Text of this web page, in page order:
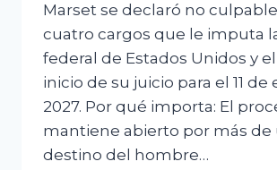
Marset se declaró no
cuatro cargos que le imputa
federal de Estados Unidos y el
inicio de su juicio para el 11 de
2027. Por qué importa: El
mantiene abierto por más de
destino del hombre…